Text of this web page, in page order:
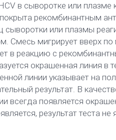
в сыворотке или плазме
рекомбинантным
сыворотки или плазмы
Смесь мигрирует вверх
в реакцию с
окрашенная линия в
линии указывает на
результат. В
всегда появляется
результат теста